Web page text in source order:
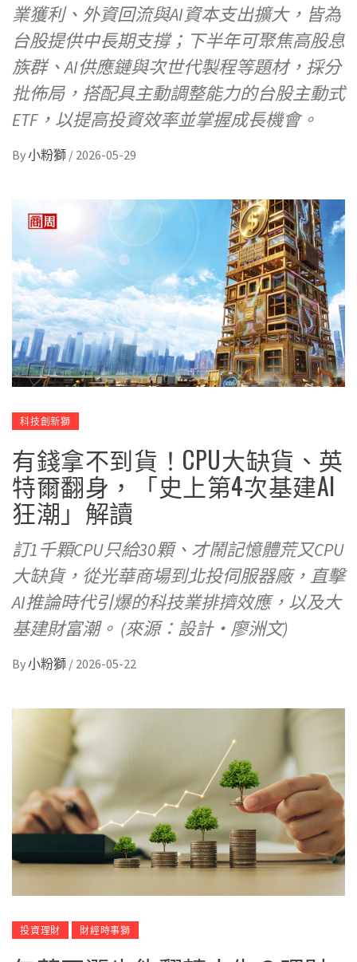
業獲利、外資回流與AI資本支出擴大，皆為
台股提供中長期支撐；下半年可聚焦高股息
族群、AI供應鏈與次世代製程等題材，採分
批佈局，搭配具主動調整能力的台股主動式
ETF，以提高投資效率並掌握成長機會。
By小粉獅 / 2026-05-29
科技創新獅
有錢拿不到貨！CPU大缺貨、英
特爾翻身，「史上第4次基建AI
狂潮」解讀
訂1千顆CPU只給30顆、才鬧記憶體荒又CPU
大缺貨，從光華商場到北投伺服器廠，直擊
AI推論時代引爆的科技業排擠效應，以及大
基建財富潮。 (來源：設計・廖洲文)
By小粉獅 / 2026-05-22
投資理財 財經時事獅